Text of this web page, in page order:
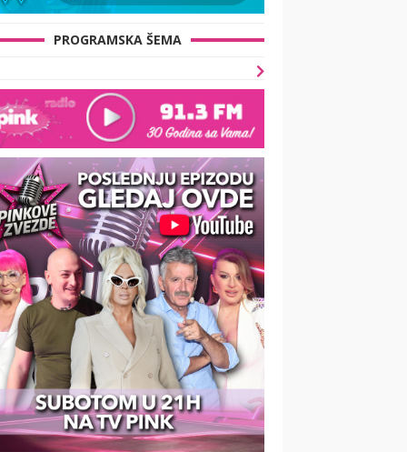
PROGRAMSKA ŠEMA